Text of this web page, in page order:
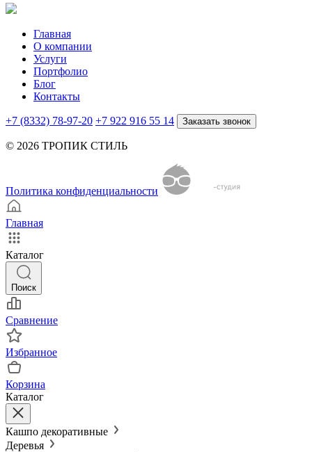
Главная
О компании
Услуги
Портфолио
Блог
Контакты
+7 (8332) 78-97-20 +7 922 916 55 14 Заказать звонок
© 2026 ТРОПИК СТИЛЬ
Политика конфиденциальности
Главная
Каталог
Поиск
Сравнение
Избранное
Корзина
Каталог
Кашпо декоративные
Деревья